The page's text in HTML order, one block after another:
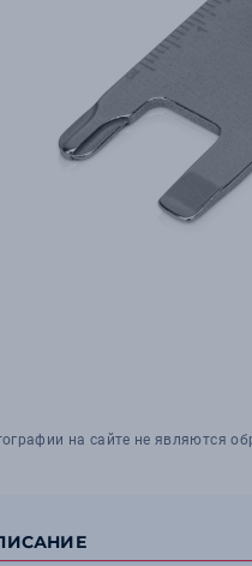
на сайте не являются